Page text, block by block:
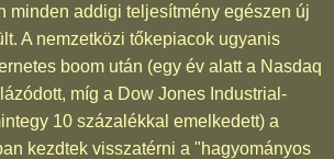
minden addigi teljesítmény egészen új
A nemzetközi tőkepiacok ugyanis
boom után (egy év alatt a Nasdaq
míg a Dow Jones Industrial-
10 százalékkal emelkedett) a
kezdtek visszatérni a "hagyományos